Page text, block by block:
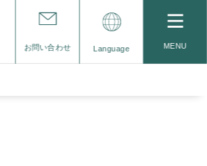
お問い合わせ Language MENU